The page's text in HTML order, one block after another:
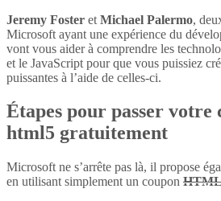
Jeremy Foster et Michael Palermo,
Microsoft ayant une expérience du
vont vous aider à comprendre les
et le JavaScript pour que vous puissiez
puissantes à l’aide de celles-ci.
Étapes pour passer
html5 gratuitement
Microsoft ne s’arrête pas là, il propose
en utilisant simplement un coupon